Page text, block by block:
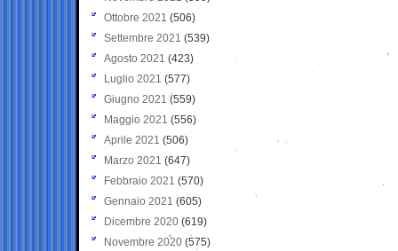
Ottobre 2021 (506)
Settembre 2021 (539)
Agosto 2021 (423)
Luglio 2021 (577)
Giugno 2021(559)
Maggio 2021 (556)
Aprile 2021 (506)
Marzo 2021 (647)
Febbraio 2021 (570)
Gennaio 2021 (605)
Dicembre 2020 (619)
Novembre 2020 (575)